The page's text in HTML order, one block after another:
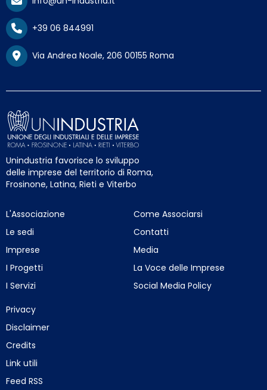
+39 06 844991
Via Andrea Noale, 206 00155 Roma
Unindustria favorisce lo sviluppo
delle imprese del territorio di Roma,
Frosinone, Latina, Rieti e Viterbo
L'Associazione
Le sedi
Imprese
I Progetti
I Servizi
Come Associarsi
Contatti
Media
La Voce delle Imprese
Social Media Policy
Privacy
Disclaimer
Credits
Link utili
Feed RSS